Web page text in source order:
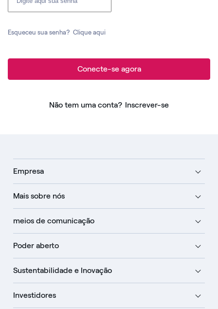
Esqueceu sua senha? Clique aqui
Conecte-se agora
Não tem uma conta? Inscrever-se
Empresa
Mais sobre nós
meios de comunicação
Poder aberto
Sustentabilidade e Inovação
Investidores